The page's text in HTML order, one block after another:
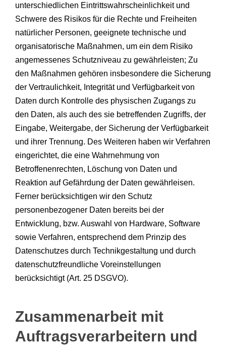
unterschiedlichen Eintrittswahrscheinlichkeit und
Schwere des Risikos für die Rechte und Freiheiten
natürlicher Personen, geeignete technische und
organisatorische Maßnahmen, um ein dem Risiko
angemessenes Schutzniveau zu gewährleisten; Zu
den Maßnahmen gehören insbesondere die Sicherung
der Vertraulichkeit, Integrität und Verfügbarkeit von
Daten durch Kontrolle des physischen Zugangs zu
den Daten, als auch des sie betreffenden Zugriffs, der
Eingabe, Weitergabe, der Sicherung der Verfügbarkeit
und ihrer Trennung. Des Weiteren haben wir Verfahren
eingerichtet, die eine Wahrnehmung von
Betroffenenrechten, Löschung von Daten und
Reaktion auf Gefährdung der Daten gewährleisen.
Ferner berücksichtigen wir den Schutz
personenbezogener Daten bereits bei der
Entwicklung, bzw. Auswahl von Hardware, Software
sowie Verfahren, entsprechend dem Prinzip des
Datenschutzes durch Technikgestaltung und durch
datenschutzfreundliche Voreinstellungen
berücksichtigt (Art. 25 DSGVO).
Zusammenarbeit mit
Auftragsverarbeitern und